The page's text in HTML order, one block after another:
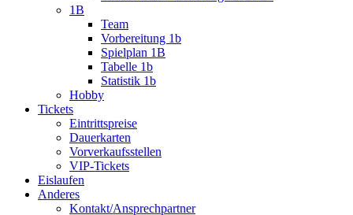
1B
Team
Vorbereitung 1b
Spielplan 1B
Tabelle 1b
Statistik 1b
Hobby
Tickets
Eintrittspreise
Dauerkarten
Vorverkaufsstellen
VIP-Tickets
Eislaufen
Anderes
Kontakt/Ansprechpartner